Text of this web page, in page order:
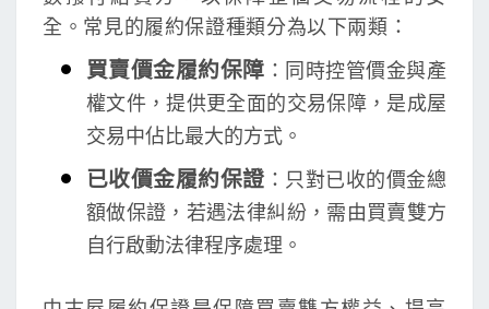
全。常見的履約保證種類分為以下兩類：
買賣價金履約保障 ：同時控管價金與產
權文件，提供更全面的交易保障，是成屋
交易中佔比最大的方式。
已收價金履約保證 ：只對已收的價金總
額做保證，若遇法律糾紛，需由買賣雙方
自行啟動法律程序處理。